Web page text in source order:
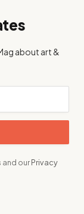
about art &
and ourPrivacy